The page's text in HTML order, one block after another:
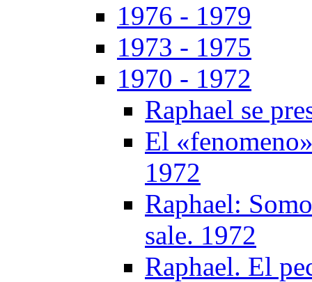
1976 - 1979
1973 - 1975
1970 - 1972
Raphael se
El
1972
Raphael:
sale. 1972
Raphael. El